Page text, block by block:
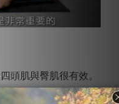
頭肌與臀肌很有效。